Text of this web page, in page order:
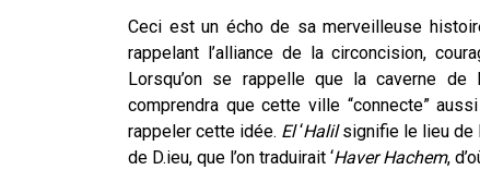
Ceci est un écho de sa merveilleuse
rappelant l’alliance de la circoncision,
Lorsqu’on se rappelle que la caverne
comprendra que cette ville “connecte”
rappeler cette idée. El‘Halilsignifie le lieu de
de D.ieu, que l’on traduirait ‘Haver Hachem,